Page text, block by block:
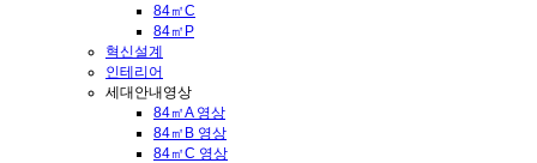
84㎡C
84㎡P
혁신설계
인테리어
세대안내영상
84㎡A 영상
84㎡B 영상
84㎡C 영상